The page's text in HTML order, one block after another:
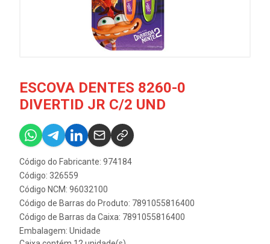
ESCOVA DENTES 8260-0
DIVERTID JR C/2 UND
Código do Fabricante: 974184
Código: 326559
Código NCM: 96032100
Código de Barras do Produto: 7891055816400
Código de Barras da Caixa: 7891055816400
Embalagem: Unidade